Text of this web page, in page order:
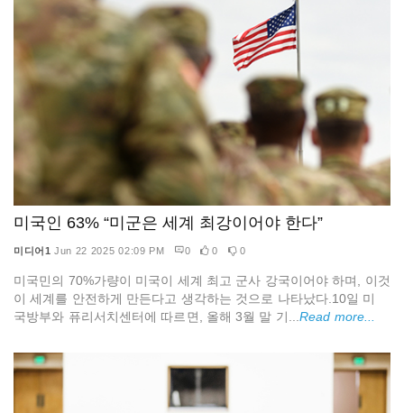
미국인 63% “미군은 세계 최강이어야 한다”
미디어1 Jun 22 2025 02:09 PM 0 0 0
미국민의 70%가량이 미국이 세계 최고 군사 강국이어야 하며, 이것
이 세계를 안전하게 만든다고 생각하는 것으로 나타났다.10일 미
국방부와 퓨리서치센터에 따르면, 올해 3월 말 기... Read more...